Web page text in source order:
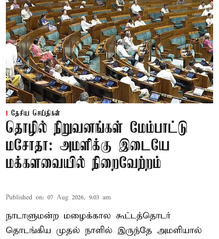
தேசிய செய்திகள்
தொழில் நிறுவனங்கள் மேம்பாட்டு
மசோதா: அமளிக்கு இடையே
மக்களவையில் நிறைவேற்றம்
Published on: 07 Aug 2026, 9:03 am
நாடாளுமன்ற மழைக்கால கூட்டத்தொடர்
தொடங்கிய முதல் நாளில் இருந்தே அமளியால்